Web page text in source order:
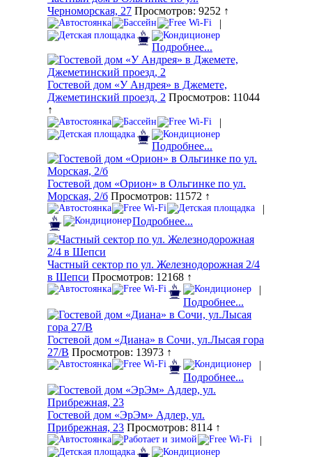
Черноморская, 27 Просмотров: 9252 ↑
|
Подробнее...
Гостевой дом «У Андрея» в Джемете,
Джеметинский проезд, 2 Просмотров: 11044
↑
|
Подробнее...
Гостевой дом «Орион» в Ольгинке по ул.
Морская, 2/б Просмотров: 11572 ↑
|
Подробнее...
Частный сектор по ул. Железнодорожная 2/4
в Шепси Просмотров: 12168 ↑
|
Подробнее...
Гостевой дом «Диана» в Сочи, ул.Лысая гора
27/В Просмотров: 13973 ↑
|
Подробнее...
Гостевой дом «ЭрЭм» Адлер, ул.
Прибрежная, 23 Просмотров: 8114 ↑
|